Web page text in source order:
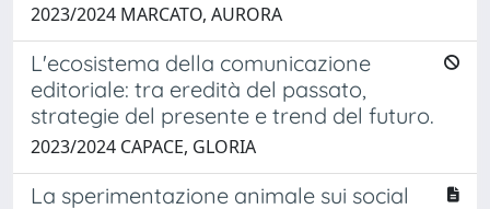
2023/2024 MARCATO, AURORA
L'ecosistema della comunicazione
editoriale: tra eredità del passato,
strategie del presente e trend del futuro.
2023/2024 CAPACE, GLORIA
La sperimentazione animale sui social